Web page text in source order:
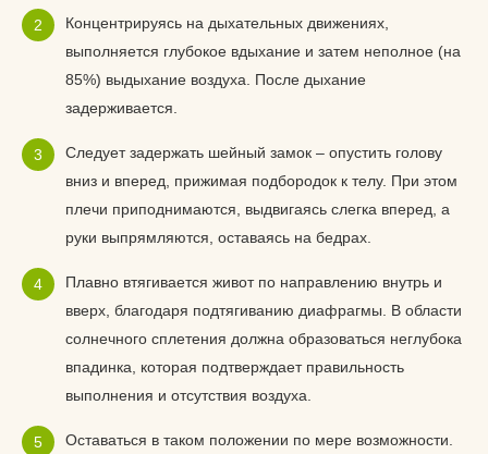
Концентрируясь на дыхательных движениях,
выполняется глубокое вдыхание и затем неполное (на
85%) выдыхание воздуха. После дыхание
задерживается.
Следует задержать шейный замок – опустить голову
вниз и вперед, прижимая подбородок к телу. При этом
плечи приподнимаются, выдвигаясь слегка вперед, а
руки выпрямляются, оставаясь на бедрах.
Плавно втягивается живот по направлению внутрь и
вверх, благодаря подтягиванию диафрагмы. В области
солнечного сплетения должна образоваться неглубока
впадинка, которая подтверждает правильность
выполнения и отсутствия воздуха.
Оставаться в таком положении по мере возможности.